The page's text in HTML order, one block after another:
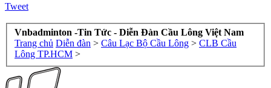
Tweet
Vnbadminton -Tin Tức - Diễn Đàn Cầu Lông Việt Nam
Trang chủ Diễn đàn > Câu Lạc Bộ Cầu Lông > CLB Cầu
Lông TP.HCM >